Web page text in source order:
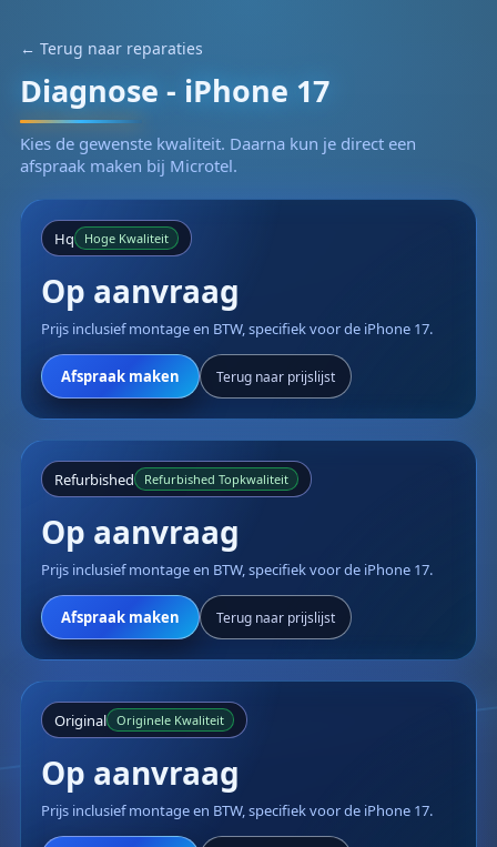
← Terug naar reparaties
Diagnose - iPhone 17
Kies de gewenste kwaliteit. Daarna kun je direct een
afspraak maken bij Microtel.
Hq Hoge Kwaliteit
Op aanvraag
Prijs inclusief montage en BTW, specifiek voor de iPhone 17.
Afspraak maken Terug naar prijslijst
Refurbished Refurbished Topkwaliteit
Op aanvraag
Prijs inclusief montage en BTW, specifiek voor de iPhone 17.
Afspraak maken Terug naar prijslijst
Original Originele Kwaliteit
Op aanvraag
Prijs inclusief montage en BTW, specifiek voor de iPhone 17.